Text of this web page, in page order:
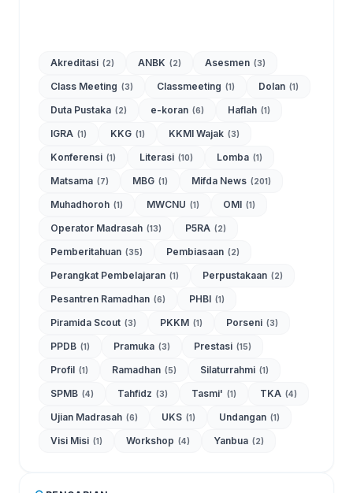
Akreditasi (2) ANBK (2) Asesmen (3)
Class Meeting (3) Classmeeting (1) Dolan (1)
Duta Pustaka (2) e-koran (6) Haflah (1)
IGRA (1) KKG (1) KKMI Wajak (3)
Konferensi (1) Literasi (10) Lomba (1)
Matsama (7) MBG (1) Mifda News (201)
Muhadhoroh (1) MWCNU (1) OMI (1)
Operator Madrasah (13) P5RA (2)
Pemberitahuan (35) Pembiasaan (2)
Perangkat Pembelajaran (1) Perpustakaan (2)
Pesantren Ramadhan (6) PHBI (1)
Piramida Scout (3) PKKM (1) Porseni (3)
PPDB (1) Pramuka (3) Prestasi (15)
Profil (1) Ramadhan (5) Silaturrahmi (1)
SPMB (4) Tahfidz (3) Tasmi' (1) TKA (4)
Ujian Madrasah (6) UKS (1) Undangan (1)
Visi Misi (1) Workshop (4) Yanbua (2)